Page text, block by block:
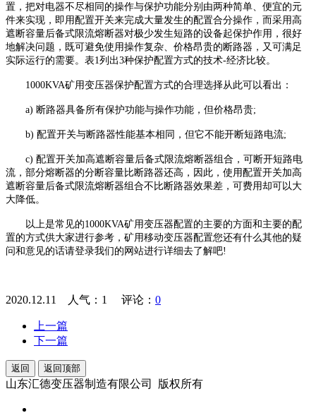
置，把对电器不尽相同的操作与保护功能分别由两种简单、便宜的元
件来实现，即用配置开关来完成大量发生的配置合分操作，而采用高
遮断容量后备式限流熔断器对极少发生短路的设备起保护作用，很好
地解决问题，既可避免使用操作复杂、价格昂贵的断路器，又可满足
实际运行的需要。表1列出3种保护配置方式的技术-经济比较。
1000KVA矿用变压器保护配置方式的合理选择从此可以看出：
a) 断路器具备所有保护功能与操作功能，但价格昂贵;
b) 配置开关与断路器性能基本相同，但它不能开断短路电流;
c) 配置开关加高遮断容量后备式限流熔断器组合，可断开短路电
流，部分熔断器的分断容量比断路器还高，因此，使用配置开关加高
遮断容量后备式限流熔断器组合不比断路器效果差，可费用却可以大
大降低。
以上是常见的1000KVA矿用变压器配置的主要的方面和主要的配
置的方式供大家进行参考，矿用移动变压器配置您还有什么其他的疑
问和意见的话请登录我们的网站进行详细去了解吧!
2020.12.11 人气： 1 评论： 0
上一篇
下一篇
返回 返回顶部
山东汇德变压器制造有限公司 版权所有